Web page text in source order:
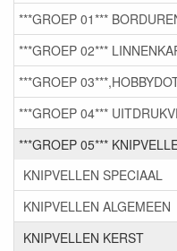
***GROEP 01***
***GROEP 02***
***GROEP
***GROEP 04***
***GROEP 05***
KNIPVELLEN SPECIAAL
KNIPVELLEN ALGEMEEN
KNIPVELLEN KERST